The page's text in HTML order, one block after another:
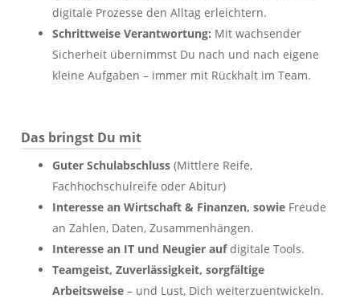
digitale Prozesse den Alltag erleichtern.
Schrittweise Verantwortung: Mit wachsender
Sicherheit übernimmst Du nach und nach eigene
kleine Aufgaben – immer mit Rückhalt im Team.
Das bringst Du mit
Guter Schulabschluss(Mittlere Reife,
Fachhochschulreife oder Abitur)
Interesse an Wirtschaft & Finanzen, sowie Freude
an Zahlen, Daten, Zusammenhängen.
Interesse an IT und Neugier aufdigitale Tools.
Teamgeist, Zuverlässigkeit, sorgfältige
Arbeitsweise– und Lust, Dich weiterzuentwickeln.